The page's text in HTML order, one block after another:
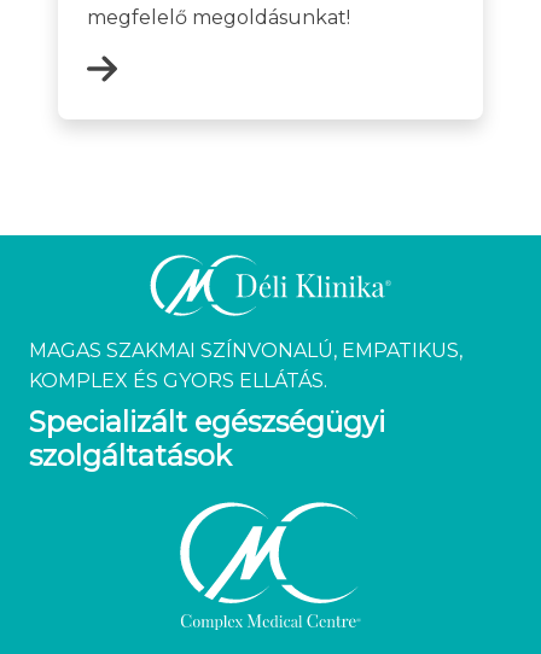
megfelelő megoldásunkat!
MAGAS SZAKMAI SZÍNVONALÚ, EMPATIKUS,
KOMPLEX ÉS GYORS ELLÁTÁS.
Specializált egészségügyi
szolgáltatások